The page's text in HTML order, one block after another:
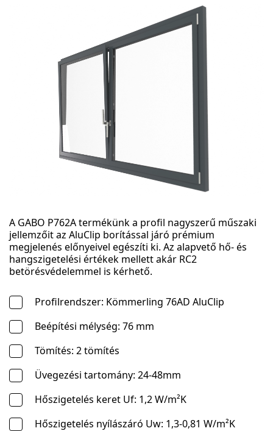
A GABO P762A termékünk a profil nagyszerű műszaki
jellemzőit az AluClip borítással járó prémium
megjelenés előnyeivel egészíti ki. Az alapvető hő- és
hangszigetelési értékek mellett akár RC2
betörésvédelemmel is kérhető.
Profilrendszer: Kömmerling 76AD AluClip
Beépítési mélység: 76 mm
Tömítés: 2 tömítés
Üvegezési tartomány: 24-48mm
Hőszigetelés keret Uf: 1,2 W/m²K
Hőszigetelés nyílászáró Uw: 1,3-0,81 W/m²K